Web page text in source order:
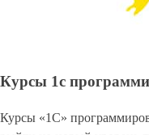
Курсы 1с
Курсы «1С»